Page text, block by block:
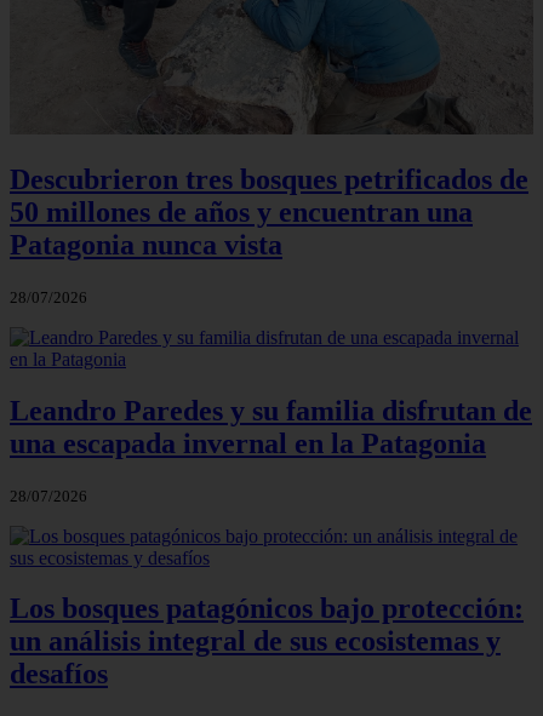
Descubrieron tres bosques petrificados de
50 millones de años y encuentran una
Patagonia nunca vista
28/07/2026
Leandro Paredes y su familia disfrutan de
una escapada invernal en la Patagonia
28/07/2026
Los bosques patagónicos bajo protección:
un análisis integral de sus ecosistemas y
desafíos